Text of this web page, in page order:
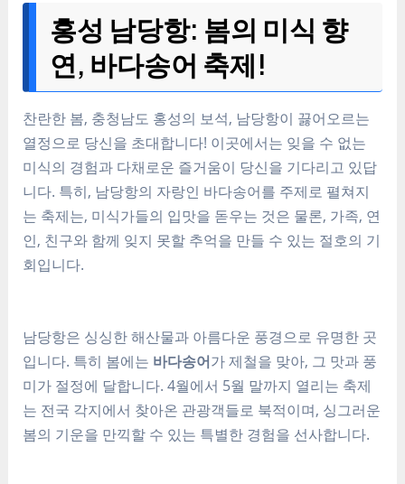
홍성 남당항: 봄의 미식 향
연, 바다송어 축제!
찬란한 봄, 충청남도 홍성의 보석, 남당항이 끓어오르는
열정으로 당신을 초대합니다! 이곳에서는 잊을 수 없는
미식의 경험과 다채로운 즐거움이 당신을 기다리고 있답
니다. 특히, 남당항의 자랑인 바다송어를 주제로 펼쳐지
는 축제는, 미식가들의 입맛을 돋우는 것은 물론, 가족, 연
인, 친구와 함께 잊지 못할 추억을 만들 수 있는 절호의 기
회입니다.
남당항은 싱싱한 해산물과 아름다운 풍경으로 유명한 곳
입니다. 특히 봄에는 바다송어가 제철을 맞아, 그 맛과 풍
미가 절정에 달합니다. 4월에서 5월 말까지 열리는 축제
는 전국 각지에서 찾아온 관광객들로 북적이며, 싱그러운
봄의 기운을 만끽할 수 있는 특별한 경험을 선사합니다.